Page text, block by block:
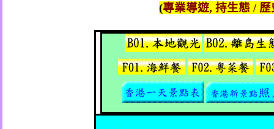
(專業導遊, 持生態 / 歷